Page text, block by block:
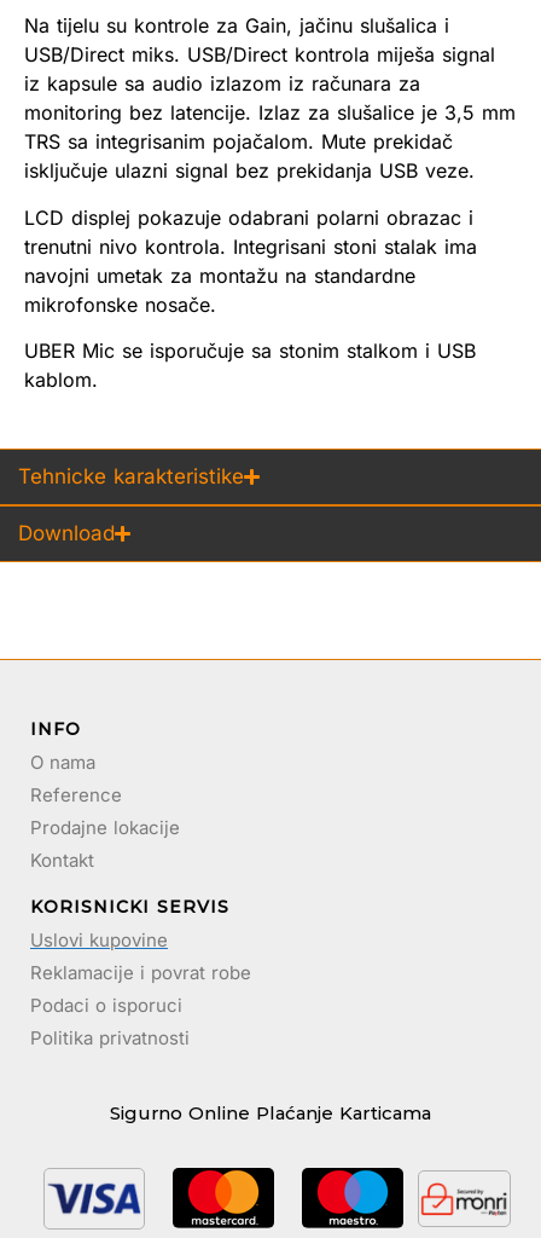
Na tijelu su kontrole za Gain, jačinu slušalica i
USB/Direct miks. USB/Direct kontrola miješa signal
iz kapsule sa audio izlazom iz računara za
monitoring bez latencije. Izlaz za slušalice je 3,5 mm
TRS sa integrisanim pojačalom. Mute prekidač
isključuje ulazni signal bez prekidanja USB veze.
LCD displej pokazuje odabrani polarni obrazac i
trenutni nivo kontrola. Integrisani stoni stalak ima
navojni umetak za montažu na standardne
mikrofonske nosače.
UBER Mic se isporučuje sa stonim stalkom i USB
kablom.
Tehnicke karakteristike
Download
INFO
O nama
Reference
Prodajne lokacije
Kontakt
KORISNICKI SERVIS
Uslovi kupovine
Reklamacije i povrat robe
Podaci o isporuci
Politika privatnosti
Sigurno Online Plaćanje Karticama